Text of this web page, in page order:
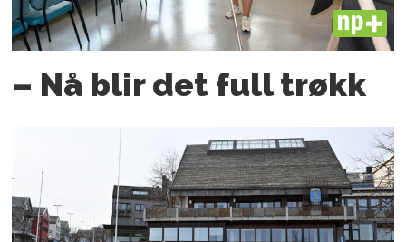
PLUS
– Nå blir det full trøkk